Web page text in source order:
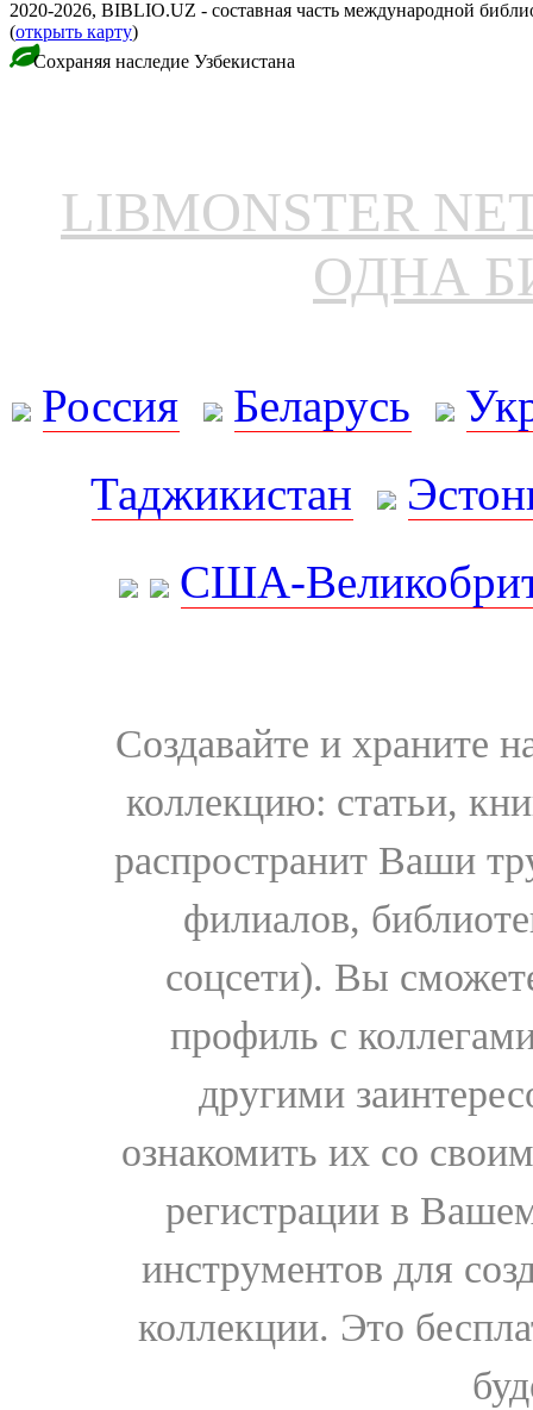
2020-2026, BIBLIO.UZ - составная часть международной
(открыть карту)
Сохраняя наследие Узбекистана
LIBMONSTER
ОДНА
Россия Беларусь
Таджикистан
США-
Создавайте и храните
коллекцию: статьи,
распространит Ваши
филиалов,
соцсети). Вы
профиль с
другими
ознакомить их со
регистрации в
инструментов для
коллекции. Это